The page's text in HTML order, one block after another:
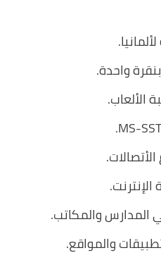
واحدة.
الألعاب.
المدارس والمكاتب.
والمواقع.